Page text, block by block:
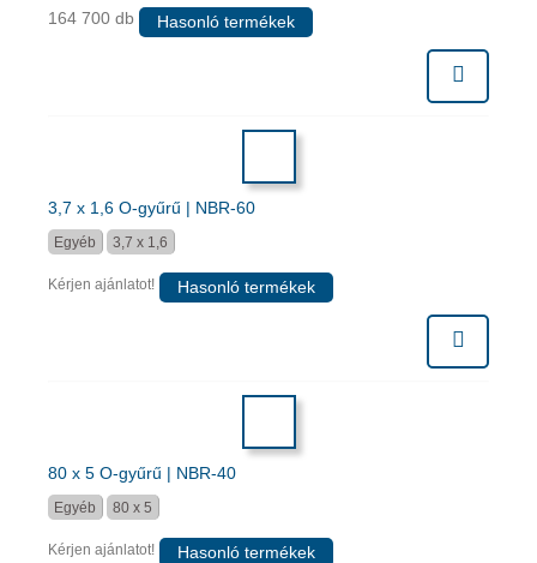
164 700 db Hasonló termékek
3,7 x 1,6 O-gyűrű | NBR-60
Egyéb 3,7 x 1,6
Kérjen ajánlatot! Hasonló termékek
80 x 5 O-gyűrű | NBR-40
Egyéb 80 x 5
Kérjen ajánlatot! Hasonló termékek